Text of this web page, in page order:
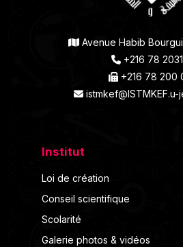
Avenue Habib
+216 78
+216 78 200
Institut
Loi de création
Conseil scientifique
Scolarité
Galerie photos & vidéos